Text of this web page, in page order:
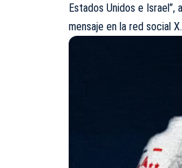
Estados Unidos e Israel”,
mensaje en la red social X.